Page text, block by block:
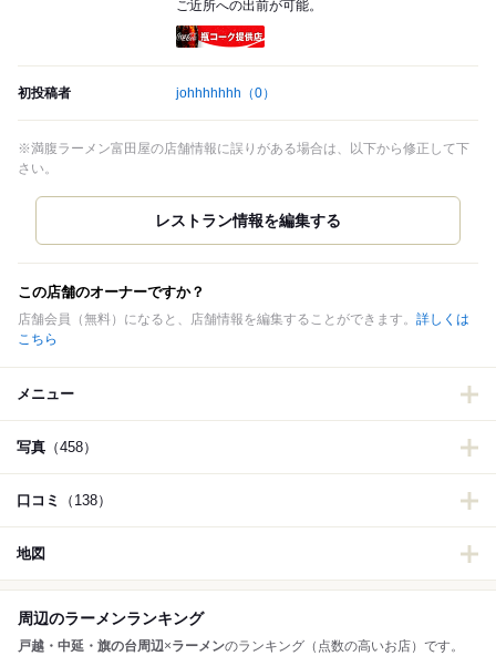
ご近所への出前が可能。
初投稿者 johhhhhhh （0）
※満腹ラーメン富田屋の店舗情報に誤りがある場合は、以下から修正して下
さい。
この店舗のオーナーですか？
店舗会員（無料）になると、店舗情報を編集することができます。 詳しくは
こちら
メニュー
写真 （458）
口コミ （138）
地図
周辺のラーメンランキング
戸越・中延・旗の台周辺×ラーメンのランキング（点数の高いお店）です。